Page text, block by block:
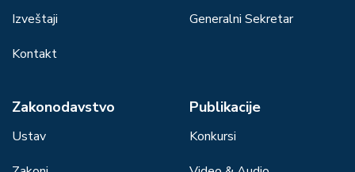
Izveštaji
Kontakt
Generalni Sekretar
Zakonodavstvo
Ustav
Publikacije
Konkursi